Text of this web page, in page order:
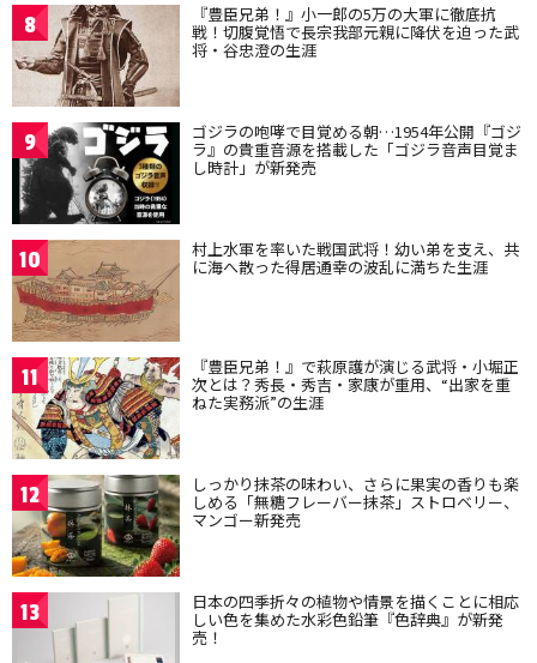
8 『豊臣兄弟！』小一郎の5万の大軍に徹底抗
戦！切腹覚悟で長宗我部元親に降伏を迫った武
将・谷忠澄の生涯
9 ゴジラの咆哮で目覚める朝…1954年公開『ゴジ
ラ』の貴重音源を搭載した「ゴジラ音声目覚ま
し時計」が新発売
10 村上水軍を率いた戦国武将！幼い弟を支え、共
に海へ散った得居通幸の波乱に満ちた生涯
11 『豊臣兄弟！』で萩原護が演じる武将・小堀正
次とは？秀長・秀吉・家康が重用、“出家を重
ねた実務派”の生涯
12 しっかり抹茶の味わい、さらに果実の香りも楽
しめる「無糖フレーバー抹茶」ストロベリー、
マンゴー新発売
13 日本の四季折々の植物や情景を描くことに相応
しい色を集めた水彩色鉛筆『色辞典』が新発
売！